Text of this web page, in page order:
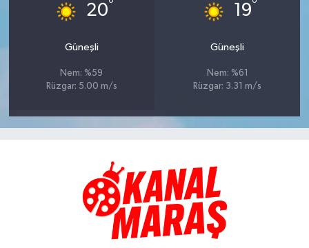
20°
Güneşli
Nem: %59
Rüzgar: 5.00 m/s
19°
Güneşli
Nem: %61
Rüzgar: 3.31 m/s